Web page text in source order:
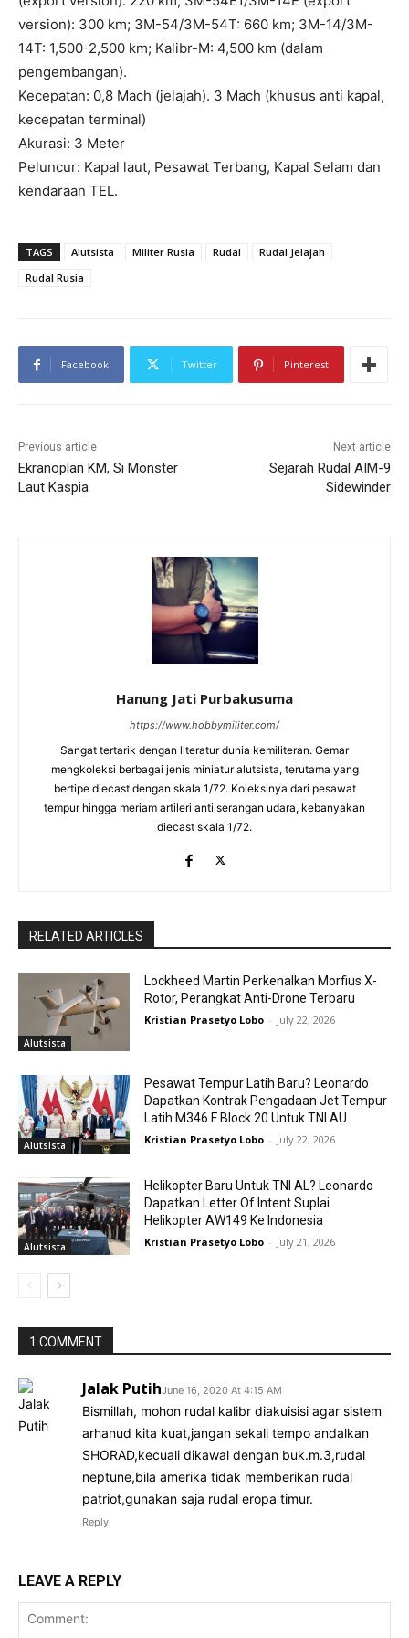
version): 300 km; 3M-54/3M-54T: 660 km; 3M-14/3M-
14T: 1,500-2,500 km; Kalibr-M: 4,500 km (dalam
pengembangan).
Kecepatan: 0,8 Mach (jelajah). 3 Mach (khusus anti kapal,
kecepatan terminal)
Akurasi: 3 Meter
Peluncur: Kapal laut, Pesawat Terbang, Kapal Selam dan
kendaraan TEL.
TAGS Alutsista Militer Rusia Rudal
Rudal Jelajah
Rudal Rusia
Facebook Twitter Pinterest
Previous article
Ekranoplan KM, Si Monster
Laut Kaspia
Next article
Sejarah Rudal AIM-9
Sidewinder
Hanung Jati Purbakusuma
https://www.hobbymiliter.com/
Sangat tertarik dengan literatur dunia kemiliteran. Gemar
mengkoleksi berbagai jenis miniatur alutsista, terutama yang
bertipe diecast dengan skala 1/72. Koleksinya dari pesawat
tempur hingga meriam artileri anti serangan udara, kebanyakan
diecast skala 1/72.
RELATED ARTICLES
Alutsista
Lockheed Martin Perkenalkan Morfius X-
Rotor, Perangkat Anti-Drone Terbaru
Kristian Prasetyo Lobo - July 22, 2026
Alutsista
Pesawat Tempur Latih Baru? Leonardo
Dapatkan Kontrak Pengadaan Jet Tempur
Latih M346 F Block 20 Untuk TNI AU
Kristian Prasetyo Lobo - July 22, 2026
Alutsista
Helikopter Baru Untuk TNI AL? Leonardo
Dapatkan Letter Of Intent Suplai
Helikopter AW149 Ke Indonesia
Kristian Prasetyo Lobo - July 21, 2026
1 COMMENT
Jalak PutihJune 16, 2020 At 4:15 AM
Bismillah, mohon rudal kalibr diakuisisi agar sistem
arhanud kita kuat,jangan sekali tempo andalkan
SHORAD,kecuali dikawal dengan buk.m.3,rudal
neptune,bila amerika tidak memberikan rudal
patriot,gunakan saja rudal eropa timur.
Reply
LEAVE A REPLY